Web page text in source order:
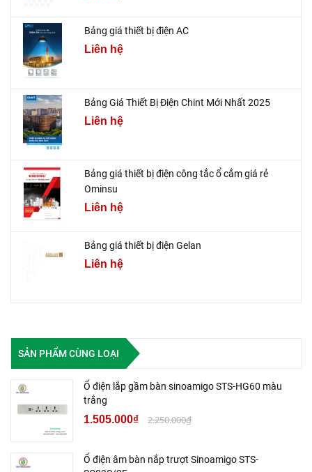
Bảng giá thiết bị điện AC
Liên hệ
Bảng Giá Thiết Bị Điện Chint Mới Nhất 2025
Liên hệ
Bảng giá thiết bị điện công tắc ổ cắm giá rẻ
Ominsu
Liên hệ
Bảng giá thiết bị điện Gelan
Liên hệ
SẢN PHẨM CÙNG LOẠI
Ổ điện lắp gầm bàn sinoamigo STS-HG60 màu
trắng
1.505.000₫ 2.250.000₫
Ổ điện âm bàn nắp trượt Sinoamigo STS-